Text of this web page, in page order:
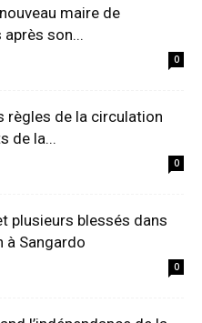
maire de
son...
0
règles de la circulation
de la...
0
plusieurs blessés dans
à Sangardo
0